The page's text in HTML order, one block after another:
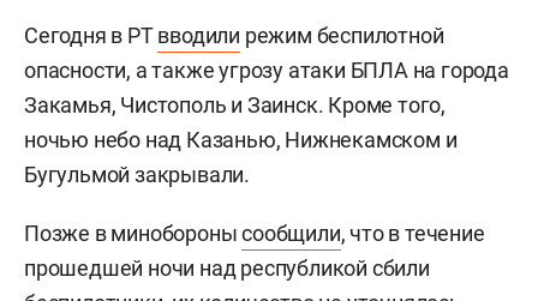
Сегодня в РТвводили режим беспилотной
опасности, а также угрозу атаки БПЛА на города
Закамья, Чистополь и Заинск. Кроме того,
ночью небо над Казанью, Нижнекамском и
Бугульмой закрывали.
Позже в миноборонысообщили, что в течение
прошедшей ночи над республикой сбили